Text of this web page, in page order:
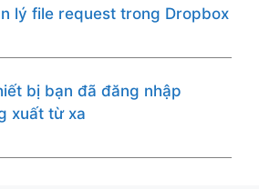
lý file request trong Dropbox
bị bạn đã đăng nhập
xuất từ ​​xa